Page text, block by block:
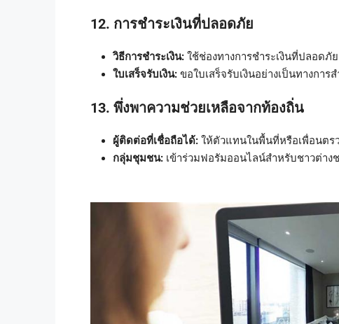
12. การชำระเงินที่ปลอดภัย
วิธีการชำระเงิน: ใช้ช่องทางการชำระเงินที่ปลอดภั
ใบเสร็จรับเงิน: ขอใบเสร็จรับเงินอย่างเป็นทางกา
13. พึ่งพาความช่วยเหลือจากท้องถิ่น
ผู้ติดต่อที่เชื่อถือได้: ให้ตัวแทนในพื้นที่หรือเพื่อนต
กลุ่มชุมชน: เข้าร่วมฟอรัมออนไลน์สำหรับชาวต่า